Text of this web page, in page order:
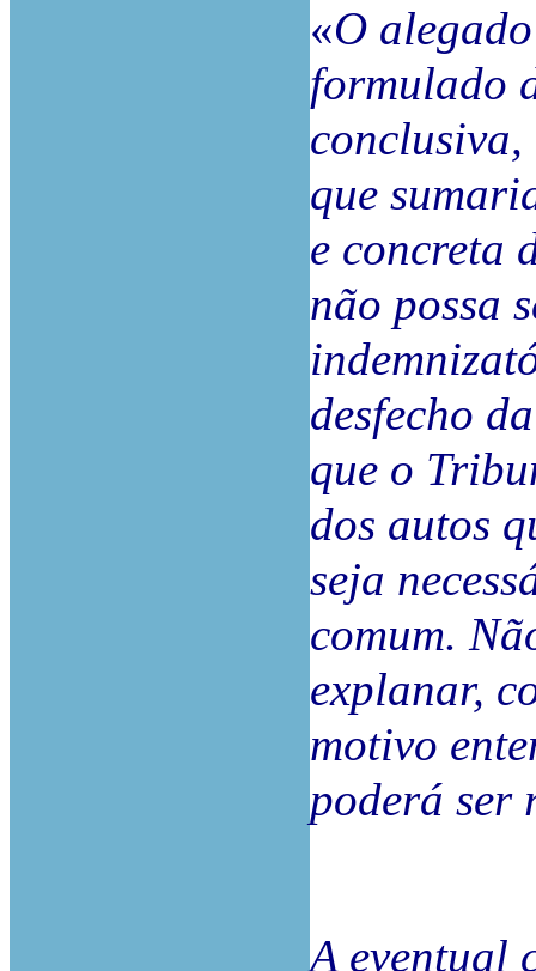
«O
formulado
que
e concreta
não possa
desfecho
que o
dos autos
seja
comum.
explanar,
motivo
poderá ser
A eventual